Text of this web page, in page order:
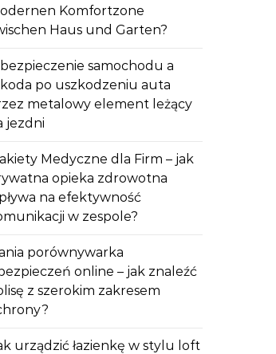
Komfortzone
Haus und Garten?
samochodu a
po uszkodzeniu auta
metalowy element leżący
jezdni
Medyczne dla Firm – jak
opieka zdrowotna
na efektywność
w zespole?
porównywarka
online – jak znaleźć
z szerokim zakresem
urządzić łazienkę w stylu loft